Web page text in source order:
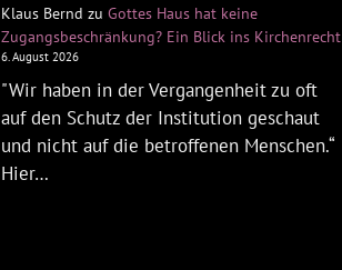
Klaus Bernd zu Gottes Haus hat keine
Zugangsbeschränkung? Ein Blick ins Kirchenrecht
6. August 2026
"Wir haben in der Vergangenheit zu oft
auf den Schutz der Institution geschaut
und nicht auf die betroffenen Menschen.“
Hier…